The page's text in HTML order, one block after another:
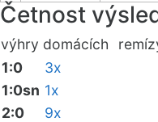
Četnost
výhry domácích
1:0
3x
1:0sn 1x
2:0
9x